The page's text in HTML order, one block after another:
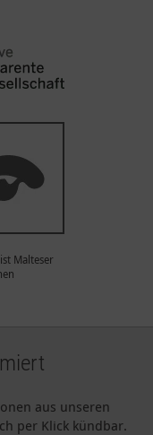
Malteser
aus unseren
per Klick kündbar.